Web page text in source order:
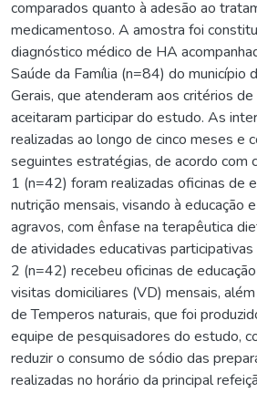
comparados quanto à adesão ao
medicamentoso. A amostra foi
diagnóstico médico de HA
Saúde da Família (n=84) do município
Gerais, que atenderam aos critérios
aceitaram participar do estudo. As
realizadas ao longo de cinco meses e
seguintes estratégias, de acordo com
1 (n=42) foram realizadas oficinas de
nutrição mensais, visando à educação
agravos, com ênfase na terapêutica
de atividades educativas participativas
2 (n=42) recebeu oficinas de
visitas domiciliares (VD) mensais,
de Temperos naturais, que foi
equipe de pesquisadores do estudo,
reduzir o consumo de sódio das
realizadas no horário da principal